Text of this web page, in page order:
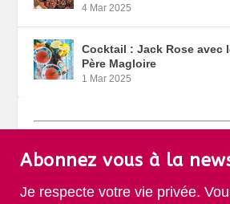
4 Mar 2025
Cocktail : Jack Rose avec
Père Magloire
1 Mar 2025
Abonnez vous à la
Je respecte votre vie privée.